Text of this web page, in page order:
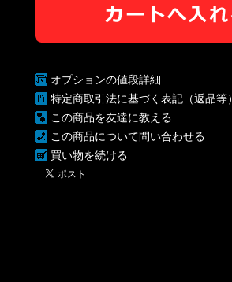
オプションの値段詳細
特定商取引法に基づく表記（返品等）
この商品を友達に教える
この商品について問い合わせる
買い物を続ける